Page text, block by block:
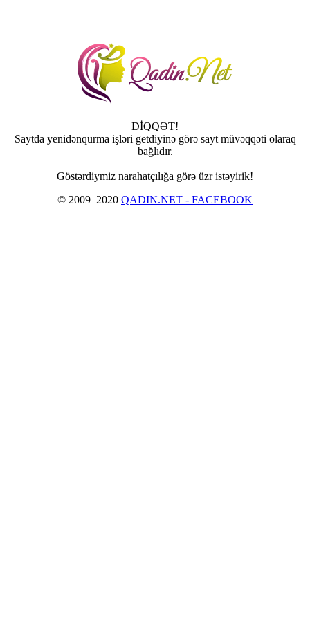
DİQQƏT!
Saytda yenidənqurma işləri getdiyinə görə sayt müvəqqəti olaraq
bağlıdır.
Göstərdiymiz narahatçılığa görə üzr istəyirik!
© 2009–2020 QADIN.NET - FACEBOOK